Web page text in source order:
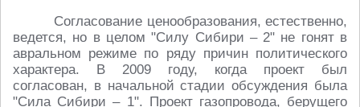
Согласование ценообразования, естественно,
ведется, но в целом "Силу Сибири – 2" не гонят в
авральном режиме по ряду причин политического
характера. В 2009 году, когда проект был
согласован, в начальной стадии обсуждения была
"Сила Сибири – 1". Проект газопровода, берущего